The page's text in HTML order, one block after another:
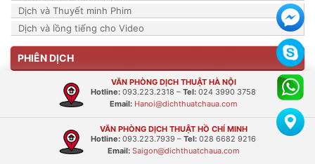
Dịch và Thuyết minh Phim
Dịch và lồng tiếng cho Video
PHIÊN DỊCH
Phiên dịch Cabin
Phiên dịch đuổi
VĂN PHÒNG DỊCH THUẬT HÀ NỘI
Hotline: 093.223.2318 – Tel: 024 3990 3758
Email: Hanoi@dichthuatchaua.com
VĂN PHÒNG DỊCH THUẬT HỒ CHÍ MINH
Hotline: 093.223.7939 – Tel: 028 6682 9216
Email: Saigon@dichthuatchaua.com